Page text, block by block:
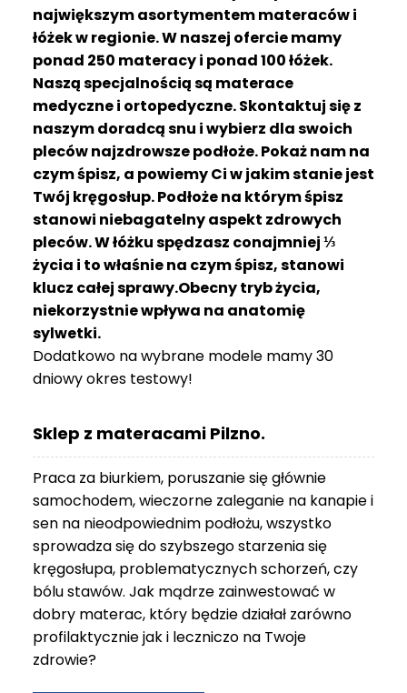
największym asortymentem materaców i
łóżek w regionie. W naszej ofercie mamy
ponad 250 materacy i ponad 100 łóżek.
Naszą specjalnością są materace
medyczne i ortopedyczne. Skontaktuj się z
naszym doradcą snu i wybierz dla swoich
pleców najzdrowsze podłoże. Pokaż nam na
czym śpisz, a powiemy Ci w jakim stanie jest
Twój kręgosłup. Podłoże na którym śpisz
stanowi niebagatelny aspekt zdrowych
pleców. W łóżku spędzasz conajmniej ⅓
życia i to właśnie na czym śpisz, stanowi
klucz całej sprawy.Obecny tryb życia,
niekorzystnie wpływa na anatomię
sylwetki.
Dodatkowo na wybrane modele mamy 30
dniowy okres testowy!
Sklep z materacami Pilzno.
Praca za biurkiem, poruszanie się głównie
samochodem, wieczorne zaleganie na kanapie i
sen na nieodpowiednim podłożu, wszystko
sprowadza się do szybszego starzenia się
kręgosłupa, problematycznych schorzeń, czy
bólu stawów. Jak mądrze zainwestować w
dobry materac, który będzie działał zarówno
profilaktycznie jak i leczniczo na Twoje
zdrowie?